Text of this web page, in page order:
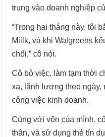
trung vào doanh nghiệp
“Trong hai tháng này, tôi
Miilk, và khi Walgreens
chối,” cô nói.
Cô bỏ việc, làm tạm thời
xa, lãnh lương theo ngày,
công việc kinh doanh.
Cùng với vốn của mình,
thân, và sử dụng thẻ tín